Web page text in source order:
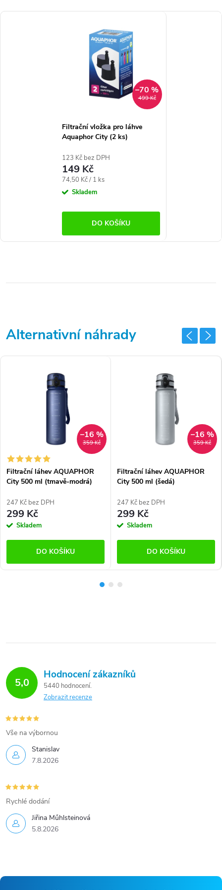
499 Kč
–70 %
Filtrační vložka pro láhve
Aquaphor City (2 ks)
123 Kč bez DPH
149 Kč
Měrná
cena:
74,50 Kč / 1 ks
Skladem
DO KOŠÍKU
359 Kč
–16 %
Filtrační láhev AQUAPHOR
City 500 ml (tmavě-modrá)
247 Kč bez DPH
299 Kč
Skladem
DO KOŠÍKU
359 Kč
–16 %
Filtrační láhev AQUAPHOR
City 500 ml (šedá)
247 Kč bez DPH
299 Kč
Skladem
DO KOŠÍKU
5,0
Hodnocení zákazníků
5440 hodnocení
Zobrazit recenze
Stanislav
7.8.2026
Vše na výbornou
Jiřina Műhlsteinová
5.8.2026
Rychlé dodání